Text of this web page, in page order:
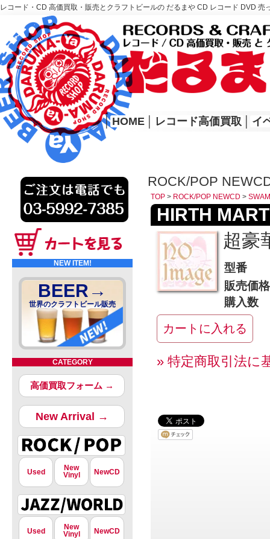
レコード・CD 高価買取・販売とクラフトビールの だるまや CD レコード DVD
レコード高価買取はこちら
HOME
│ HOME レコード高価買取 イ
NEW ITEM!
BEER→
世界のクラフトビール販売
CATEGORY
高価買取フォーム →
New Arrival →
Used
New
Vinyl
NewCD
Used
New
Vinyl
NewCD
ROCK/POP
TOP > ROCK/POP NEWCD >
HIRTH
超豪
型番
販売価格
購入数
» 特定商取引法に